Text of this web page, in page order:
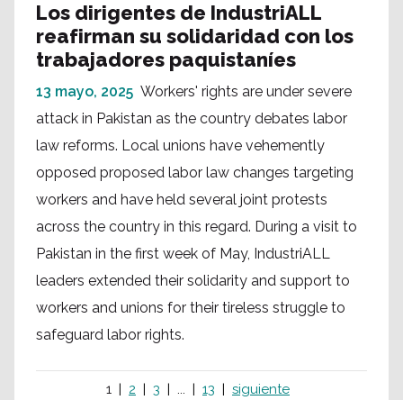
Los dirigentes de IndustriALL
reafirman su solidaridad con los
trabajadores paquistaníes
13 mayo, 2025 Workers' rights are under severe
attack in Pakistan as the country debates labor
law reforms. Local unions have vehemently
opposed proposed labor law changes targeting
workers and have held several joint protests
across the country in this regard. During a visit to
Pakistan in the first week of May, IndustriALL
leaders extended their solidarity and support to
workers and unions for their tireless struggle to
safeguard labor rights.
1 2 3 ... 13 siguiente